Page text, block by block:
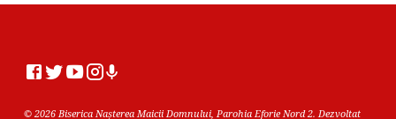
© 2026 Biserica Nașterea Maicii Domnului, Parohia Eforie Nord 2. Dezvoltat